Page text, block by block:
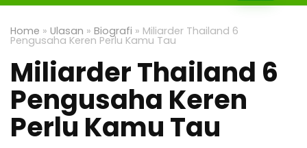
Home » Ulasan » Biografi » Miliarder Thailand 6
Pengusaha Keren Perlu Kamu Tau
Miliarder Thailand 6
Pengusaha Keren
Perlu Kamu Tau